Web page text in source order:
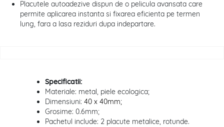
Placutele autoadezive dispun de o pelicula avansata care
permite aplicarea instanta si fixarea eficienta pe termen
lung, fara a lasa reziduri dupa indepartare.
Specificatii:
Materiale: metal, piele ecologica;
Dimensiuni: 40 x 40mm;
Grosime: 0.6mm;
Pachetul include: 2 placute metalice, rotunde.